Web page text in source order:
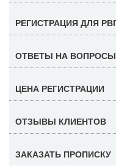
РЕГИСТРАЦИЯ ДЛЯ
ОТВЕТЫ НА ВОПРОСЫ
ЦЕНА РЕГИСТРАЦИИ
ОТЗЫВЫ КЛИЕНТОВ
ЗАКАЗАТЬ ПРОПИСКУ